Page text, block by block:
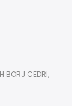
BORJ CEDRI,